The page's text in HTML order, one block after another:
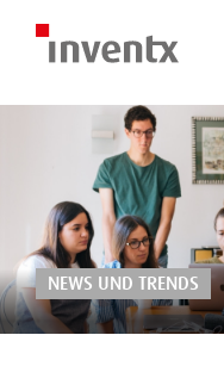
NEWS UND TRENDS